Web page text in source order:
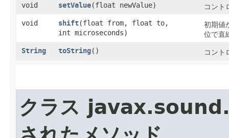
void setValue​(float newValue) コント
void shift​(float from, float to,
int microseconds)
初期値
位で直
String toString() コント
クラス